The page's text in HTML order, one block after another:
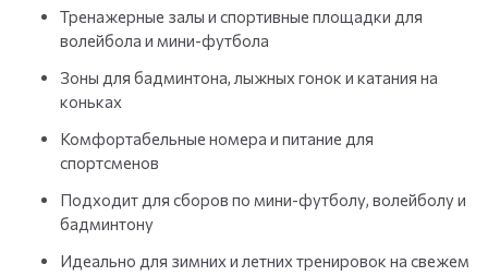
Тренажерные залы и спортивные площадки для
волейбола и мини-футбола
Зоны для бадминтона, лыжных гонок и катания на
коньках
Комфортабельные номера и питание для
спортсменов
Подходит для сборов по мини-футболу, волейболу и
бадминтону
Идеально для зимних и летних тренировок на свежем